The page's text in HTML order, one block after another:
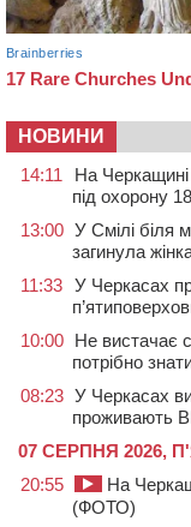
НОВИНИ
14:11
На Черкащині
під охорону
13:00 У Смілі біля
загинула
11:33 У Черкасах
10:00 Не вистачає
потрібно
08:23 У Черкасах
проживають
07 СЕРПНЯ 2026,
20:55
На
(ФОТО)